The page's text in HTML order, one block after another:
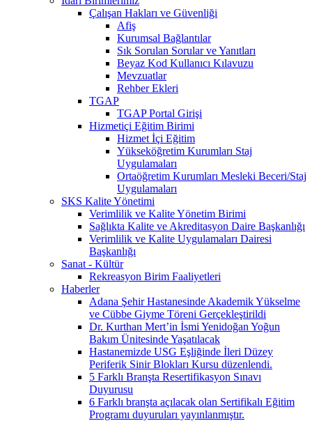
Çalışan Hakları ve Güvenliği
Afiş
Kurumsal Bağlantılar
Sık Sorulan Sorular ve Yanıtları
Beyaz Kod Kullanıcı Kılavuzu
Mevzuatlar
Rehber Ekleri
TGAP
TGAP Portal Girişi
Hizmetiçi Eğitim Birimi
Hizmet İçi Eğitim
Yükseköğretim Kurumları Staj
Uygulamaları
Ortaöğretim Kurumları Mesleki Beceri/Staj
Uygulamaları
SKS Kalite Yönetimi
Verimlilik ve Kalite Yönetim Birimi
Sağlıkta Kalite ve Akreditasyon Daire Başkanlığı
Verimlilik ve Kalite Uygulamaları Dairesi
Başkanlığı
Sanat - Kültür
Rekreasyon Birim Faaliyetleri
Haberler
Adana Şehir Hastanesinde Akademik Yükselme
ve Cübbe Giyme Töreni Gerçekleştirildi
Dr. Kurthan Mert’in İsmi Yenidoğan Yoğun
Bakım Ünitesinde Yaşatılacak
Hastanemizde USG Eşliğinde İleri Düzey
Periferik Sinir Blokları Kursu düzenlendi.
5 Farklı Branşta Resertifikasyon Sınavı
Duyurusu
6 Farklı branşta açılacak olan Sertifikalı Eğitim
Programı duyuruları yayınlanmıştır.